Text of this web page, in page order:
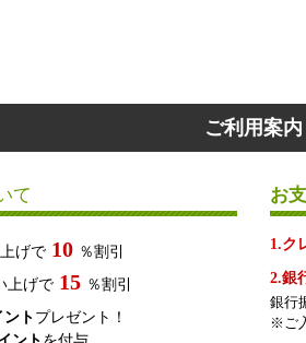
ご利用案内
て
げで 10 ％割引
上げで 15 ％割引
ント プレゼント！
お
1.ク
2.銀
銀行
※ご